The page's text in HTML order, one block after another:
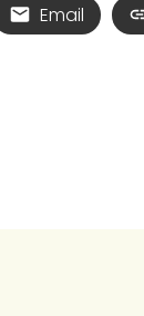
Email